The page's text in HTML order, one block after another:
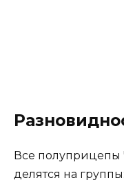
Все полуприцепы
делятся на группы: